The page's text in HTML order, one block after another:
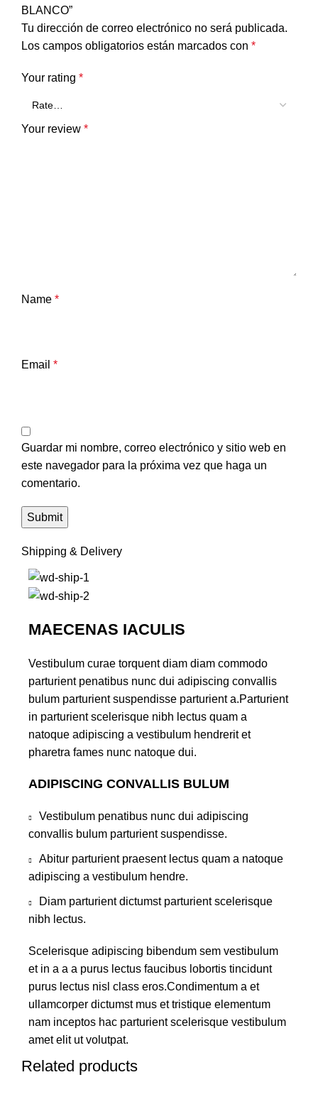
BLANCO”
Tu dirección de correo electrónico no será publicada.
Los campos obligatorios están marcados con *
Your rating *
Your review *
Name *
Email *
Guardar mi nombre, correo electrónico y sitio web en
este navegador para la próxima vez que haga un
comentario.
Shipping & Delivery
MAECENAS IACULIS
Vestibulum curae torquent diam diam commodo
parturient penatibus nunc dui adipiscing convallis
bulum parturient suspendisse parturient a.Parturient
in parturient scelerisque nibh lectus quam a
natoque adipiscing a vestibulum hendrerit et
pharetra fames nunc natoque dui.
ADIPISCING CONVALLIS BULUM
Vestibulum penatibus nunc dui adipiscing
convallis bulum parturient suspendisse.
Abitur parturient praesent lectus quam a natoque
adipiscing a vestibulum hendre.
Diam parturient dictumst parturient scelerisque
nibh lectus.
Scelerisque adipiscing bibendum sem vestibulum
et in a a a purus lectus faucibus lobortis tincidunt
purus lectus nisl class eros.Condimentum a et
ullamcorper dictumst mus et tristique elementum
nam inceptos hac parturient scelerisque vestibulum
amet elit ut volutpat.
Related products